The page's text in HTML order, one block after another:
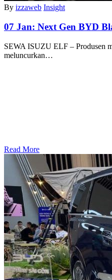
By izzaweb Insight
07 Jan: Next Gen BYD
SEWA ISUZU ELF – Produsen
meluncurkan…
Read More